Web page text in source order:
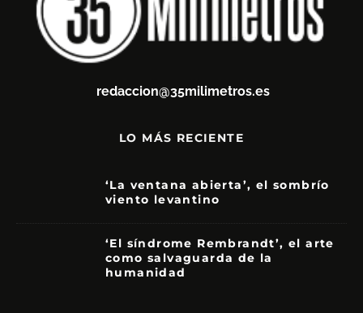
redaccion@35milimetros.es
LO MÁS RECIENTE
‘La ventana abierta’, el sombrío
viento levantino
‘El síndrome Rembrandt’, el arte
como salvaguarda de la
humanidad